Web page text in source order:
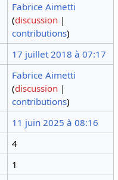
Fabrice Aimetti
(discussion |
contributions)
17 juillet 2018 à 07:17
Fabrice Aimetti
(discussion |
contributions)
11 juin 2025 à 08:16
4
1